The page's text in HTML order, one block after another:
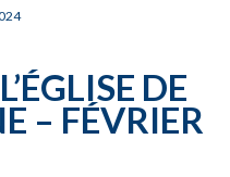
DE
– FÉVRIER